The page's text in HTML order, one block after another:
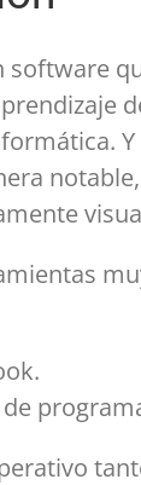
software
Y